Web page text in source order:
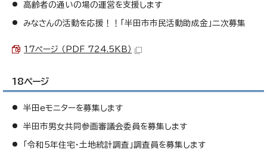
高齢者の通いの場の運営を支援します
みなさんの活動を応援！！「半田市市民活動助成金」二次募集
17ページ （PDF 724.5KB）
18ページ
半田eモニターを募集します
半田市男女共同参画審議会委員を募集します
「令和5年住宅・土地統計調査」調査員を募集します